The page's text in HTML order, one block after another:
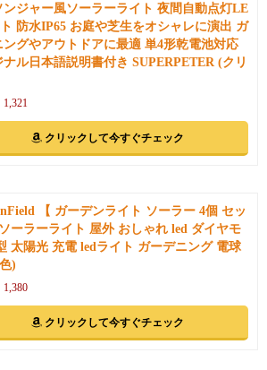
ンジャー風ソーラーライト 夜間自動点灯LE
防水IP65 お庭や芝生をオシャレに演出 ガ
ングやアウトドアに最適 単4形乾電池対応
ナル日本語説明書付き SUPERPETER (クリ
1,321
クリックして今すぐチェック
【 ガーデンライト ソーラー 4個 セッ
ーラーライト 屋外 おしゃれ led ダイヤモ
太陽光 充電 ledライト ガーデニング 電球
)
1,380
クリックして今すぐチェック